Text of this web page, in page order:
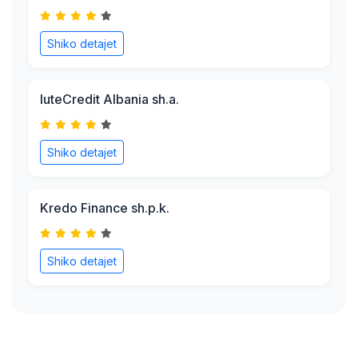
Shiko detajet
IuteCredit Albania sh.a.
Shiko detajet
Kredo Finance sh.p.k.
Shiko detajet